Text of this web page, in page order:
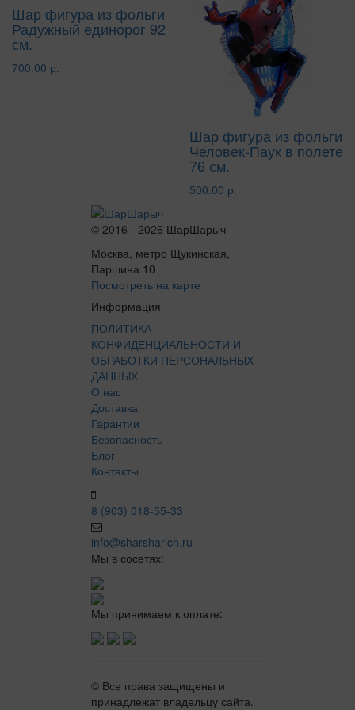
Шар фигура из фольги
Радужный единорог 92
см.
700.00 р.
Шар фигура из фольги
Человек-Паук в полете
76 см.
500.00 р.
© 2016 - 2026 ШарШарыч
Москва, метро Щукинская,
Паршина 10
Посмотреть на карте
Информация
ПОЛИТИКА
КОНФИДЕНЦИАЛЬНОСТИ И
ОБРАБОТКИ ПЕРСОНАЛЬНЫХ
ДАННЫХ
О нас
Доставка
Гарантии
Безопасность
Блог
Контакты
8 (903) 018-55-33
info@sharsharich.ru
Мы в сосетях:
Мы принимаем к оплате:
© Все права защищены и
принадлежат владельцу сайта.